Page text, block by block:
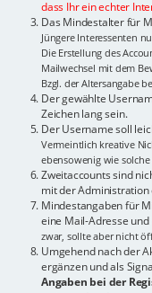
dass Ihr ein echter
Das Mindestalter für
Jüngere Interessenten
Die Erstellung des
Mailwechsel mit dem
Bzgl. der Altersangabe
Der gewählte
Zeichen lang sein.
Der Username soll
Vermeintlich kreative
ebensowenig wie
Zweitaccounts sind
mit der Administration
Mindestangaben für
eine Mail-Adresse
zwar, sollte aber nicht
Umgehend nach der
ergänzen und als
Angaben bei der